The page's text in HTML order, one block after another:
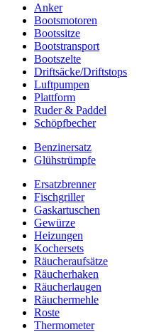
Anker
Bootsmotoren
Bootssitze
Bootstransport
Bootszelte
Driftsäcke/Driftstops
Luftpumpen
Plattform
Ruder & Paddel
Schöpfbecher
Benzinersatz
Glühstrümpfe
Ersatzbrenner
Fischgriller
Gaskartuschen
Gewürze
Heizungen
Kochersets
Räucheraufsätze
Räucherhaken
Räucherlaugen
Räuchermehle
Roste
Thermometer